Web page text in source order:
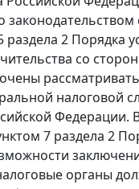
законодательством
раздела 2 Порядка
со
налоговой
Федерации.
7 раздела 2
органы